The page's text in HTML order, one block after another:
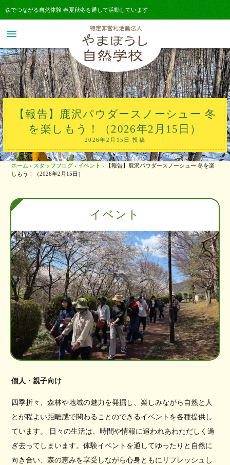
森でつながる自然体験 春夏秋冬を通して活動しています
menu
【報告】鹿沢パウダースノーシュー 冬
を楽しもう！（2026年2月15日）
2026年2月15日 投稿
ホーム › スタッフブログ › イベント › 【報告】鹿沢パウダースノーシュー 冬を楽
しもう！（2026年2月15日）
イベント
個人・親子向け
四季折々、森林や地域の魅力を発掘し、楽しみながら自然と人
とが程よい距離感で関わることのできるイベントを各種提供し
ています。 日々の生活は、時間や情報に追われあわただしく過
ぎ去ってしまいます。体験イベントを通してゆったりと自然に
向き合い、森の恵みを享受しながら心身ともにリフレッシュし